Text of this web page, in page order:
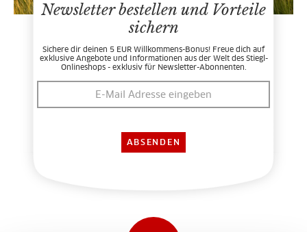
Newsletter bestellen und Vorteile
sichern
Sichere dir deinen 5 EUR Willkommens-Bonus! Freue dich auf
exklusive Angebote und Informationen aus der Welt des Stiegl-
Onlineshops - exklusiv für Newsletter-Abonnenten.